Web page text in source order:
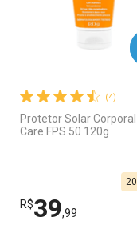
(4)
Protetor Solar
Care FPS 50 120g
R$39,99
COMPRAR